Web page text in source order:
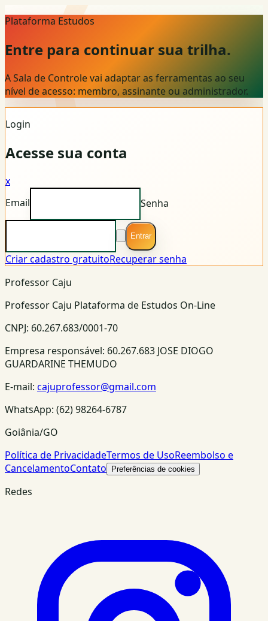
Plataforma Estudos
Entre para continuar sua trilha.
A Sala de Controle vai adaptar as ferramentas ao seu
nível de acesso: membro, assinante ou administrador.
Login
Acesse sua conta
x
Email
Senha
Entrar
Criar cadastro gratuitoRecuperar senha
Professor Caju
Professor Caju Plataforma de Estudos On-Line
CNPJ: 60.267.683/0001-70
Empresa responsável: 60.267.683 JOSE DIOGO
GUARDARINE THEMUDO
E-mail: cajuprofessor@gmail.com
WhatsApp: (62) 98264-6787
Goiânia/GO
Política de PrivacidadeTermos de UsoReembolso e
CancelamentoContato Preferências de cookies
Redes